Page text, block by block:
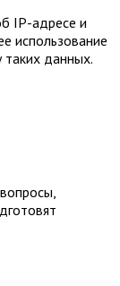
IP-адресе и
использование
таких данных.